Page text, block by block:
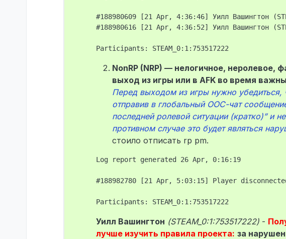
#188980609 [21 Apr, 4:36:46] Уилл Вашингтон
#188980616 [21 Apr, 4:36:52] Уилл Вашингтон
NonRP (NRP) — нелогичное, неролевое,
выход из игры или в AFK во время
Перед выходом из игры нужно убедиться,
отправив в глобальный ООС-чат
последней ролевой ситуации (кратко)” и
противном случае это будет являться
стоило отписать rp pm.
Log report generated 26 Apr, 0:16:19
#188982780 [21 Apr, 5:03:15] Player
Уилл Вашингтон (STEAM_0:1:753517222) -
лучше изучить правила проекта: за